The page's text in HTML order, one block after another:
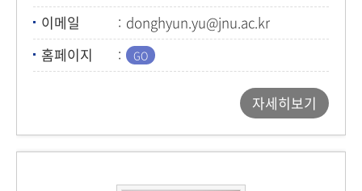
이메일
donghyun.yu@jnu.ac.kr
홈페이지
자세히보기